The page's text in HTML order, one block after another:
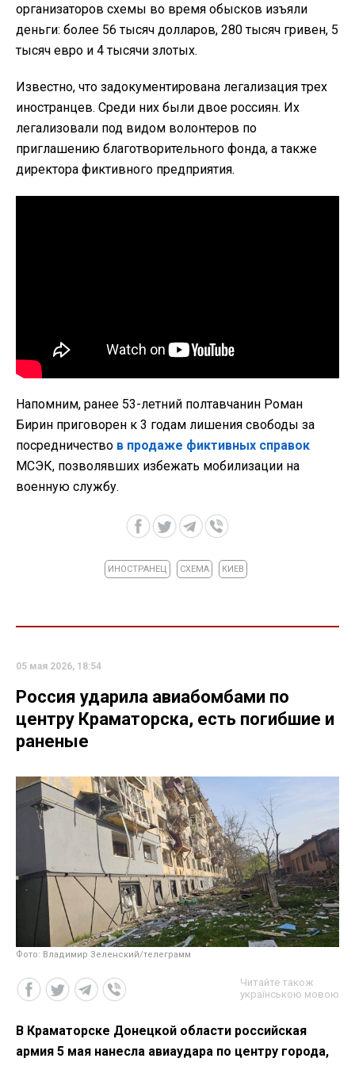
организаторов схемы во время обысков изъяли
деньги: более 56 тысяч долларов, 280 тысяч гривен, 5
тысяч евро и 4 тысячи злотых.
Известно, что задокументирована легализация трех
иностранцев. Среди них были двое россиян. Их
легализовали под видом волонтеров по
приглашению благотворительного фонда, а также
директора фиктивного предприятия.
Напомним, ранее 53-летний полтавчанин Роман
Бирин приговорен к 3 годам лишения свободы за
посредничество в продаже фиктивных справок
МСЭК, позволявших избежать мобилизации на
военную службу.
ИНОСТРАНЕЦ СХЕМА КИЕВ
05 мая 2026, 18:54
Россия ударила авиабомбами по
центру Краматорска, есть погибшие и
раненые
Фото: Владимир Зеленский/телеграмм
Читайте також
українською мовою
В Краматорске Донецкой области российская
армия 5 мая нанесла авиаудара по центру города,